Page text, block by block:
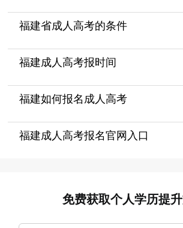
福建省成人高考的条件
福建成人高考报时间
福建如何报名成人高考
福建成人高考报名官网入口
免费获取个人学历提